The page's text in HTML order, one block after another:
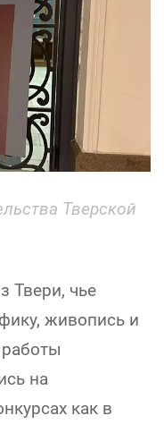
Тверской
Твери, чье
живопись и
на
как в